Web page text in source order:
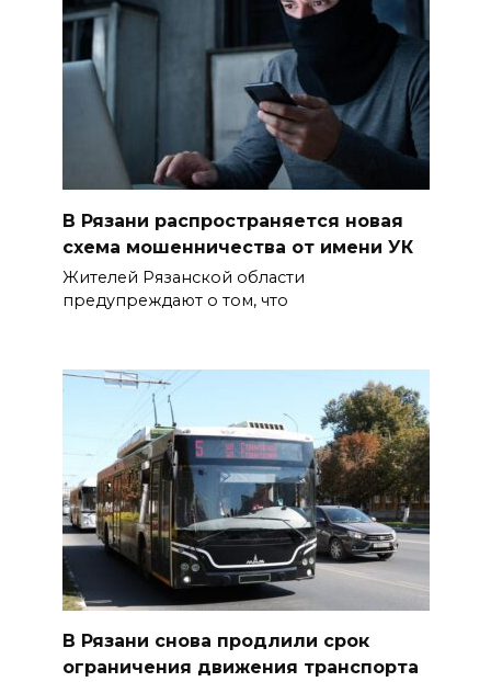
В Рязани распространяется новая
схема мошенничества от имени УК
Жителей Рязанской области
предупреждают о том, что
В Рязани снова продлили срок
ограничения движения транспорта